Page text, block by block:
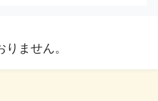
ません。